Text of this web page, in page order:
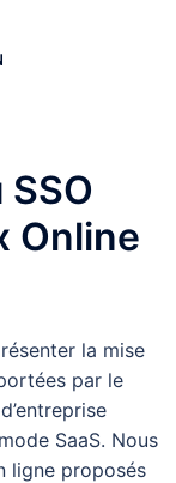
Online
la mise
par le
SaaS. Nous
ligne proposés